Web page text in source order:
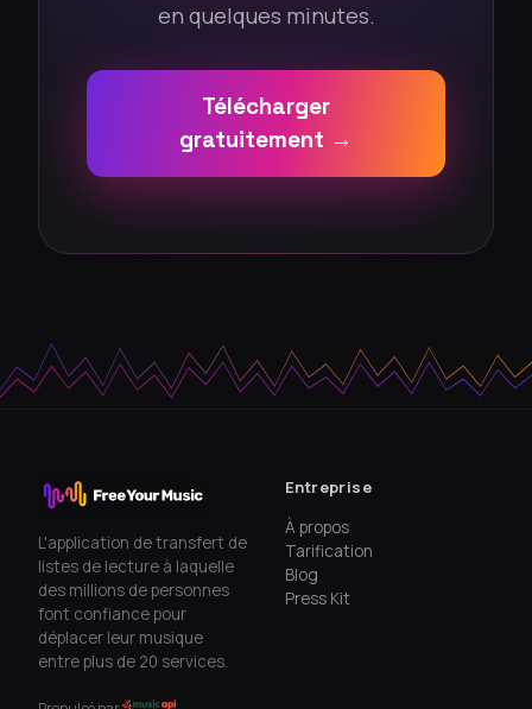
en quelques minutes.
Télécharger
gratuitement →
L'application de transfert de
listes de lecture à laquelle
des millions de personnes
font confiance pour
déplacer leur musique
entre plus de 20 services.
Entreprise
À propos
Tarification
Blog
Press Kit